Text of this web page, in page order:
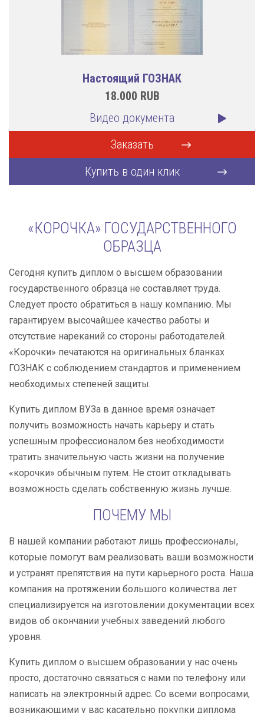
Настоящий ГОЗНАК
18.000 RUB
Видео документа
Заказать
Купить в один клик
«КОРОЧКА» ГОСУДАРСТВЕННОГО
ОБРАЗЦА
Сегодня купить диплом о высшем образовании
государственного образца не составляет труда.
Следует просто обратиться в нашу компанию. Мы
гарантируем высочайшее качество работы и
отсутствие нареканий со стороны работодателей.
«Корочки» печатаются на оригинальных бланках
ГОЗНАК с соблюдением стандартов и применением
необходимых степеней защиты.
Купить диплом ВУЗа в данное время означает
получить возможность начать карьеру и стать
успешным профессионалом без необходимости
тратить значительную часть жизни на получение
«корочки» обычным путем. Не стоит откладывать
возможность сделать собственную жизнь лучше.
ПОЧЕМУ МЫ
В нашей компании работают лишь профессионалы,
которые помогут вам реализовать ваши возможности
и устранят препятствия на пути карьерного роста. Наша
компания на протяжении большого количества лет
специализируется на изготовлении документации всех
видов об окончании учебных заведений любого
уровня.
Купить диплом о высшем образовании у нас очень
просто, достаточно связаться с нами по телефону или
написать на электронный адрес. Со всеми вопросами,
возникающими у вас касательно покупки диплома